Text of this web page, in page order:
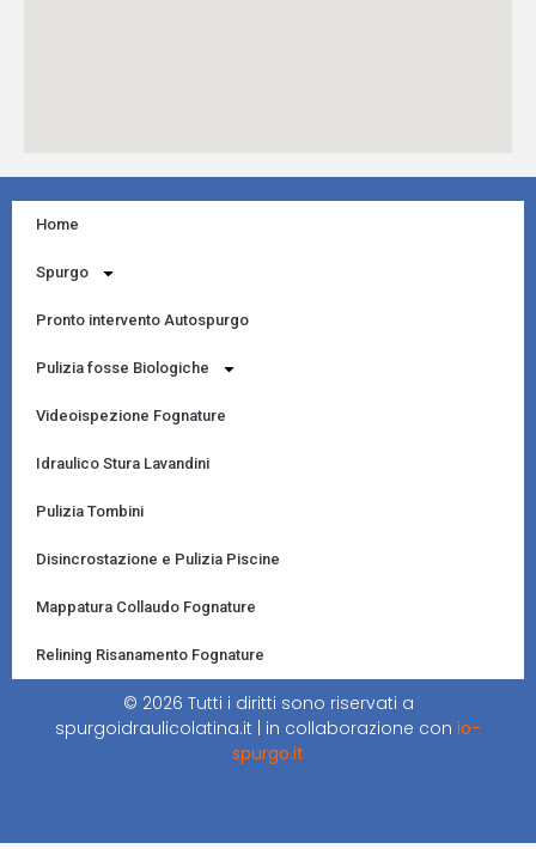
Home
Spurgo
Pronto intervento Autospurgo
Pulizia fosse Biologiche
Videoispezione Fognature
Idraulico Stura Lavandini
Pulizia Tombini
Disincrostazione e Pulizia Piscine
Mappatura Collaudo Fognature
Relining Risanamento Fognature
© 2026 Tutti i diritti sono riservati a
spurgoidraulicolatina.it | in collaborazione con io-
spurgo.it